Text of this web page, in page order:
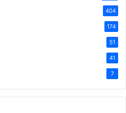
404
174
51
41
7